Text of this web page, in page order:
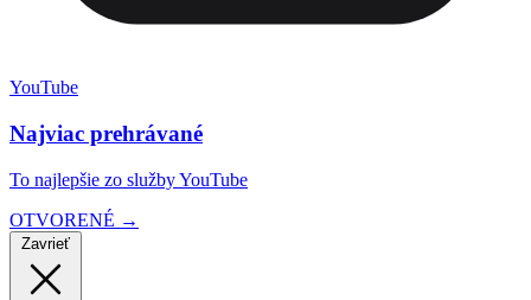
YouTube
Najviac prehrávané
To najlepšie zo služby YouTube
OTVORENÉ →
Zavrieť